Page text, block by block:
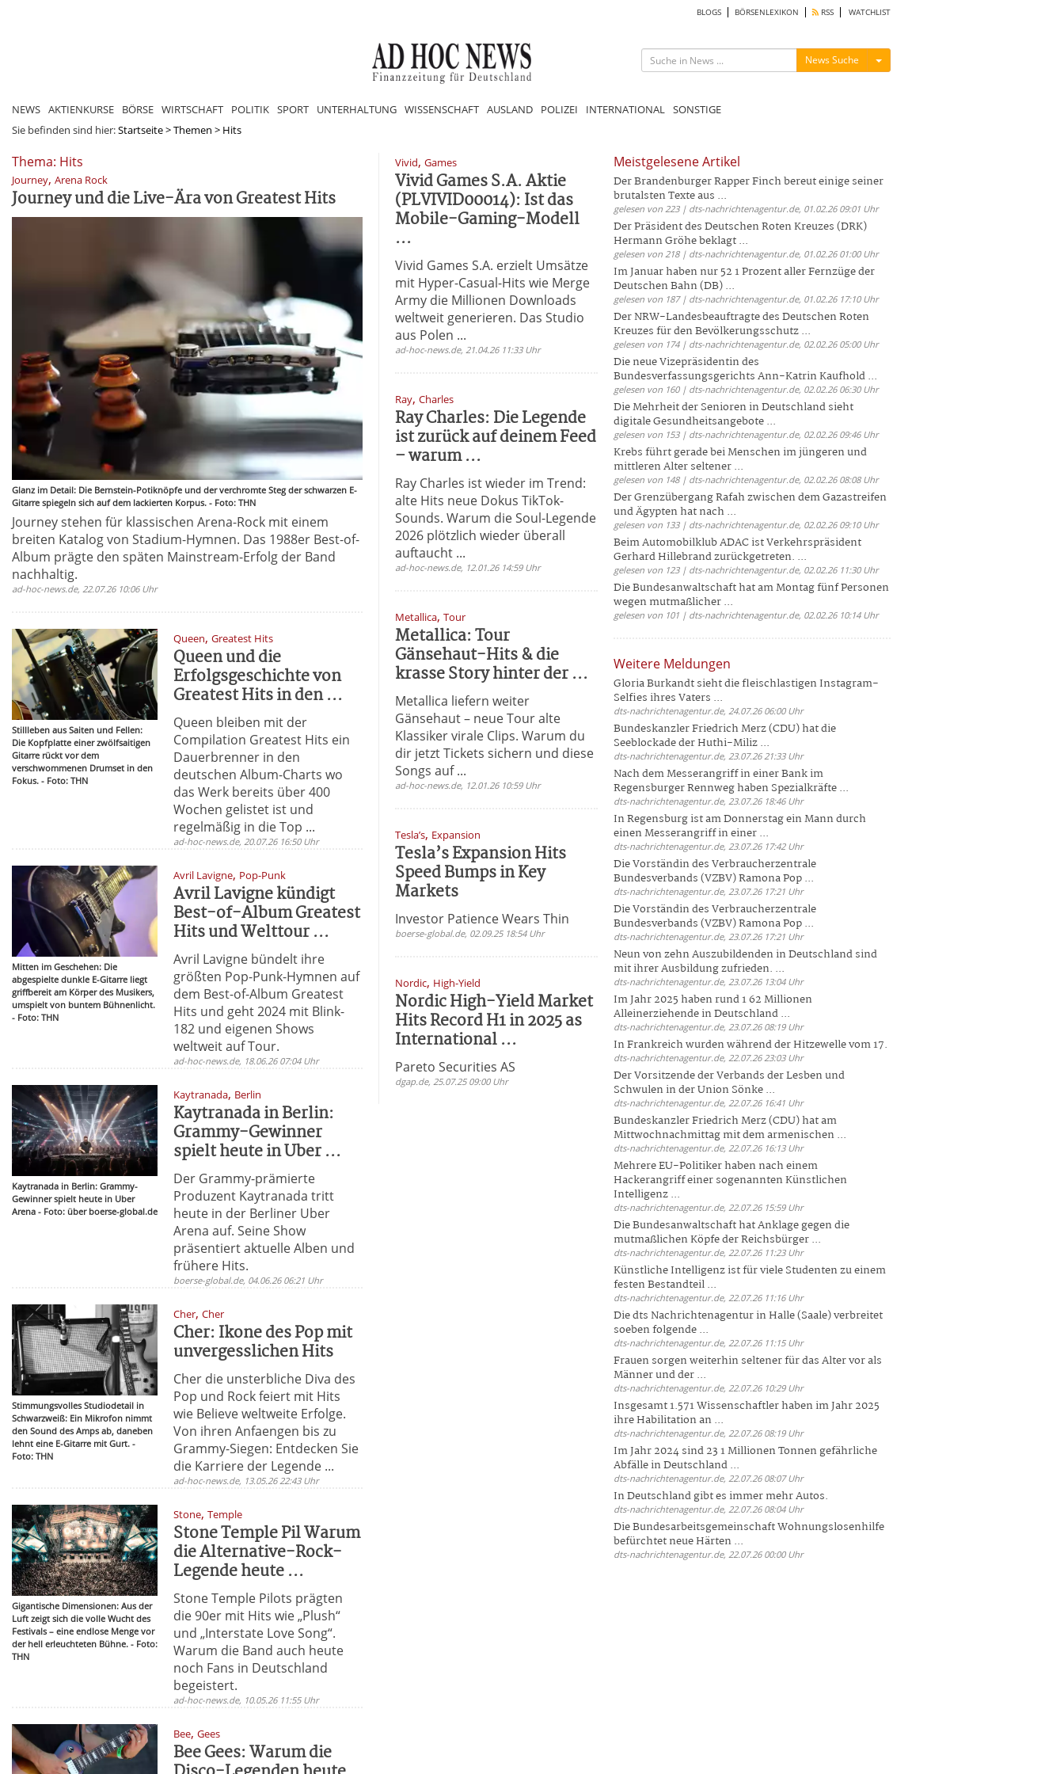
BLOGS BÖRSENLEXIKON RSS WATCHLIST
News Suche Menü ein-/ausblenden
NEWS AKTIENKURSE BÖRSE WIRTSCHAFT POLITIK SPORT UNTERHALTUNG WISSENSCHAFT AUSLAND POLIZEI INTERNATIONAL SONSTIGE
Sie befinden sind hier:Startseite>Themen > Hits
Thema: Hits
Journey, Arena Rock
Journey und die Live-Ära von Greatest Hits
Glanz im Detail: Die Bernstein-Potiknöpfe und der verchromte Steg der schwarzen E-
Gitarre spiegeln sich auf dem lackierten Korpus. - Foto: THN
Journey stehen für klassischen Arena-Rock mit einem
breiten Katalog von Stadium-Hymnen. Das 1988er Best-of-
Album prägte den späten Mainstream-Erfolg der Band
nachhaltig.
ad-hoc-news.de, 22.07.26 10:06 Uhr
Stillleben aus Saiten und Fellen:
Die Kopfplatte einer zwölfsaitigen
Gitarre rückt vor dem
verschwommenen Drumset in den
Fokus. - Foto: THN
Queen,Greatest Hits
Queen und die
Erfolgsgeschichte von
Greatest Hits in den ...
Queen bleiben mit der
Compilation Greatest Hits ein
Dauerbrenner in den
deutschen Album-Charts wo
das Werk bereits über 400
Wochen gelistet ist und
regelmäßig in die Top ...
ad-hoc-news.de, 20.07.26 16:50 Uhr
Mitten im Geschehen: Die
abgespielte dunkle E-Gitarre liegt
griffbereit am Körper des Musikers,
umspielt von buntem Bühnenlicht.
- Foto: THN
Avril Lavigne, Pop-Punk
Avril Lavigne kündigt
Best-of-Album Greatest
Hits und Welttour ...
Avril Lavigne bündelt ihre
größten Pop-Punk-Hymnen auf
dem Best-of-Album Greatest
Hits und geht 2024 mit Blink-
182 und eigenen Shows
weltweit auf Tour.
ad-hoc-news.de, 18.06.26 07:04 Uhr
Kaytranada in Berlin: Grammy-
Gewinner spielt heute in Uber
Arena - Foto: über boerse-global.de
Kaytranada, Berlin
Kaytranada in Berlin:
Grammy-Gewinner
spielt heute in Uber ...
Der Grammy-prämierte
Produzent Kaytranada tritt
heute in der Berliner Uber
Arena auf. Seine Show
präsentiert aktuelle Alben und
frühere Hits.
boerse-global.de, 04.06.26 06:21 Uhr
Stimmungsvolles Studiodetail in
Schwarzweiß: Ein Mikrofon nimmt
den Sound des Amps ab, daneben
lehnt eine E-Gitarre mit Gurt. -
Foto: THN
Cher,Cher
Cher: Ikone des Pop mit
unvergesslichen Hits
Cher die unsterbliche Diva des
Pop und Rock feiert mit Hits
wie Believe weltweite Erfolge.
Von ihren Anfaengen bis zu
Grammy-Siegen: Entdecken Sie
die Karriere der Legende ...
ad-hoc-news.de, 13.05.26 22:43 Uhr
Gigantische Dimensionen: Aus der
Luft zeigt sich die volle Wucht des
Festivals – eine endlose Menge vor
der hell erleuchteten Bühne. - Foto:
THN
Stone,Temple
Stone Temple Pil Warum
die Alternative-Rock-
Legende heute ...
Stone Temple Pilots prägten
die 90er mit Hits wie „Plush“
und „Interstate Love Song“.
Warum die Band auch heute
noch Fans in Deutschland
begeistert.
ad-hoc-news.de, 10.05.26 11:55 Uhr
Bee,Gees
Bee Gees: Warum die
Vivid, Games
Vivid Games S.A. Aktie
(PLVIVID00014): Ist das
Mobile-Gaming-Modell
...
Vivid Games S.A. erzielt Umsätze
mit Hyper-Casual-Hits wie Merge
Army die Millionen Downloads
weltweit generieren. Das Studio
aus Polen ...
ad-hoc-news.de, 21.04.26 11:33 Uhr
Ray, Charles
Ray Charles: Die Legende
ist zurück auf deinem Feed
– warum ...
Ray Charles ist wieder im Trend:
alte Hits neue Dokus TikTok-
Sounds. Warum die Soul-Legende
2026 plötzlich wieder überall
auftaucht ...
ad-hoc-news.de, 12.01.26 14:59 Uhr
Metallica, Tour
Metallica: Tour
Gänsehaut-Hits & die
krasse Story hinter der ...
Metallica liefern weiter
Gänsehaut – neue Tour alte
Klassiker virale Clips. Warum du
dir jetzt Tickets sichern und diese
Songs auf ...
ad-hoc-news.de, 12.01.26 10:59 Uhr
Tesla’s, Expansion
Tesla’s Expansion Hits
Speed Bumps in Key
Markets
Investor Patience Wears Thin
boerse-global.de, 02.09.25 18:54 Uhr
Nordic, High-Yield
Nordic High-Yield Market
Hits Record H1 in 2025 as
International ...
Pareto Securities AS
dgap.de, 25.07.25 09:00 Uhr
Meistgelesene Artikel
Der Brandenburger Rapper Finch bereut einige seiner
brutalsten Texte aus ...
gelesen von 223 | dts-nachrichtenagentur.de, 01.02.26 09:01 Uhr
Der Präsident des Deutschen Roten Kreuzes (DRK)
Hermann Gröhe beklagt ...
gelesen von 218 | dts-nachrichtenagentur.de, 01.02.26 01:00 Uhr
Im Januar haben nur 52 1 Prozent aller Fernzüge der
Deutschen Bahn (DB) ...
gelesen von 187 | dts-nachrichtenagentur.de, 01.02.26 17:10 Uhr
Der NRW-Landesbeauftragte des Deutschen Roten
Kreuzes für den Bevölkerungsschutz ...
gelesen von 174 | dts-nachrichtenagentur.de, 02.02.26 05:00 Uhr
Die neue Vizepräsidentin des
Bundesverfassungsgerichts Ann-Katrin Kaufhold ...
gelesen von 160 | dts-nachrichtenagentur.de, 02.02.26 06:30 Uhr
Die Mehrheit der Senioren in Deutschland sieht
digitale Gesundheitsangebote ...
gelesen von 153 | dts-nachrichtenagentur.de, 02.02.26 09:46 Uhr
Krebs führt gerade bei Menschen im jüngeren und
mittleren Alter seltener ...
gelesen von 148 | dts-nachrichtenagentur.de, 02.02.26 08:08 Uhr
Der Grenzübergang Rafah zwischen dem Gazastreifen
und Ägypten hat nach ...
gelesen von 133 | dts-nachrichtenagentur.de, 02.02.26 09:10 Uhr
Beim Automobilklub ADAC ist Verkehrspräsident
Gerhard Hillebrand zurückgetreten. ...
gelesen von 123 | dts-nachrichtenagentur.de, 02.02.26 11:30 Uhr
Die Bundesanwaltschaft hat am Montag fünf Personen
wegen mutmaßlicher ...
gelesen von 101 | dts-nachrichtenagentur.de, 02.02.26 10:14 Uhr
Weitere Meldungen
Gloria Burkandt sieht die fleischlastigen Instagram-
Selfies ihres Vaters ...
dts-nachrichtenagentur.de, 24.07.26 06:00 Uhr
Bundeskanzler Friedrich Merz (CDU) hat die
Seeblockade der Huthi-Miliz ...
dts-nachrichtenagentur.de, 23.07.26 21:33 Uhr
Nach dem Messerangriff in einer Bank im
Regensburger Rennweg haben Spezialkräfte ...
dts-nachrichtenagentur.de, 23.07.26 18:46 Uhr
In Regensburg ist am Donnerstag ein Mann durch
einen Messerangriff in einer ...
dts-nachrichtenagentur.de, 23.07.26 17:42 Uhr
Die Vorständin des Verbraucherzentrale
Bundesverbands (VZBV) Ramona Pop ...
dts-nachrichtenagentur.de, 23.07.26 17:21 Uhr
Die Vorständin des Verbraucherzentrale
Bundesverbands (VZBV) Ramona Pop ...
dts-nachrichtenagentur.de, 23.07.26 17:21 Uhr
Neun von zehn Auszubildenden in Deutschland sind
mit ihrer Ausbildung zufrieden. ...
dts-nachrichtenagentur.de, 23.07.26 13:04 Uhr
Im Jahr 2025 haben rund 1 62 Millionen
Alleinerziehende in Deutschland ...
dts-nachrichtenagentur.de, 23.07.26 08:19 Uhr
In Frankreich wurden während der Hitzewelle vom 17.
dts-nachrichtenagentur.de, 22.07.26 23:03 Uhr
Der Vorsitzende der Verbands der Lesben und
Schwulen in der Union Sönke ...
dts-nachrichtenagentur.de, 22.07.26 16:41 Uhr
Bundeskanzler Friedrich Merz (CDU) hat am
Mittwochnachmittag mit dem armenischen ...
dts-nachrichtenagentur.de, 22.07.26 16:13 Uhr
Mehrere EU-Politiker haben nach einem
Hackerangriff einer sogenannten Künstlichen
Intelligenz ...
dts-nachrichtenagentur.de, 22.07.26 15:59 Uhr
Die Bundesanwaltschaft hat Anklage gegen die
mutmaßlichen Köpfe der Reichsbürger ...
dts-nachrichtenagentur.de, 22.07.26 11:23 Uhr
Künstliche Intelligenz ist für viele Studenten zu einem
festen Bestandteil ...
dts-nachrichtenagentur.de, 22.07.26 11:16 Uhr
Die dts Nachrichtenagentur in Halle (Saale) verbreitet
soeben folgende ...
dts-nachrichtenagentur.de, 22.07.26 11:15 Uhr
Frauen sorgen weiterhin seltener für das Alter vor als
Männer und der ...
dts-nachrichtenagentur.de, 22.07.26 10:29 Uhr
Insgesamt 1.571 Wissenschaftler haben im Jahr 2025
ihre Habilitation an ...
dts-nachrichtenagentur.de, 22.07.26 08:19 Uhr
Im Jahr 2024 sind 23 1 Millionen Tonnen gefährliche
Abfälle in Deutschland ...
dts-nachrichtenagentur.de, 22.07.26 08:07 Uhr
In Deutschland gibt es immer mehr Autos.
dts-nachrichtenagentur.de, 22.07.26 08:04 Uhr
Die Bundesarbeitsgemeinschaft Wohnungslosenhilfe
befürchtet neue Härten ...
dts-nachrichtenagentur.de, 22.07.26 00:00 Uhr